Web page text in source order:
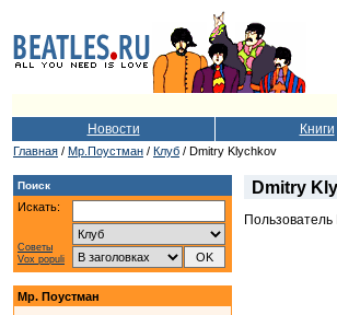
Новости Книги
Главная / Мр.Поустман / Клуб / Dmitry Klychkov
Поиск
Искать:
Советы
Vox populi
Мр. Поустман
Dmitry